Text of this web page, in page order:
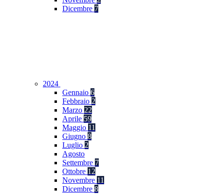
Dicembre 7
2024
Gennaio 6
Febbraio 2
Marzo 22
Aprile 59
Maggio 11
Giugno 8
Luglio 2
Agosto
Settembre 7
Ottobre 12
Novembre 11
Dicembre 8